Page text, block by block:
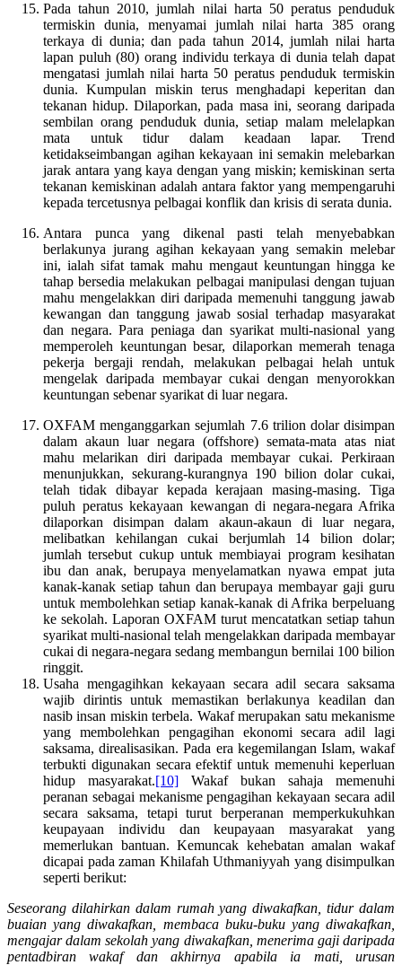
Pada tahun 2010, jumlah nilai harta 50 peratus penduduk
termiskin dunia, menyamai jumlah nilai harta 385 orang
terkaya di dunia; dan pada tahun 2014, jumlah nilai harta
lapan puluh (80) orang individu terkaya di dunia telah dapat
mengatasi jumlah nilai harta 50 peratus penduduk termiskin
dunia. Kumpulan miskin terus menghadapi keperitan dan
tekanan hidup. Dilaporkan, pada masa ini, seorang daripada
sembilan orang penduduk dunia, setiap malam melelapkan
mata untuk tidur dalam keadaan lapar. Trend
ketidakseimbangan agihan kekayaan ini semakin melebarkan
jarak antara yang kaya dengan yang miskin; kemiskinan serta
tekanan kemiskinan adalah antara faktor yang mempengaruhi
kepada tercetusnya pelbagai konflik dan krisis di serata dunia.
Antara punca yang dikenal pasti telah menyebabkan
berlakunya jurang agihan kekayaan yang semakin melebar
ini, ialah sifat tamak mahu mengaut keuntungan hingga ke
tahap bersedia melakukan pelbagai manipulasi dengan tujuan
mahu mengelakkan diri daripada memenuhi tanggung jawab
kewangan dan tanggung jawab sosial terhadap masyarakat
dan negara. Para peniaga dan syarikat multi-nasional yang
memperoleh keuntungan besar, dilaporkan memerah tenaga
pekerja bergaji rendah, melakukan pelbagai helah untuk
mengelak daripada membayar cukai dengan menyorokkan
keuntungan sebenar syarikat di luar negara.
OXFAM menganggarkan sejumlah 7.6 trilion dolar disimpan
dalam akaun luar negara (offshore) semata-mata atas niat
mahu melarikan diri daripada membayar cukai. Perkiraan
menunjukkan, sekurang-kurangnya 190 bilion dolar cukai,
telah tidak dibayar kepada kerajaan masing-masing. Tiga
puluh peratus kekayaan kewangan di negara-negara Afrika
dilaporkan disimpan dalam akaun-akaun di luar negara,
melibatkan kehilangan cukai berjumlah 14 bilion dolar;
jumlah tersebut cukup untuk membiayai program kesihatan
ibu dan anak, berupaya menyelamatkan nyawa empat juta
kanak-kanak setiap tahun dan berupaya membayar gaji guru
untuk membolehkan setiap kanak-kanak di Afrika berpeluang
ke sekolah. Laporan OXFAM turut mencatatkan setiap tahun
syarikat multi-nasional telah mengelakkan daripada membayar
cukai di negara-negara sedang membangun bernilai 100 bilion
ringgit.
Usaha mengagihkan kekayaan secara adil secara saksama
wajib dirintis untuk memastikan berlakunya keadilan dan
nasib insan miskin terbela. Wakaf merupakan satu mekanisme
yang membolehkan pengagihan ekonomi secara adil lagi
saksama, direalisasikan. Pada era kegemilangan Islam, wakaf
terbukti digunakan secara efektif untuk memenuhi keperluan
hidup masyarakat.[10] Wakaf bukan sahaja memenuhi
peranan sebagai mekanisme pengagihan kekayaan secara adil
secara saksama, tetapi turut berperanan memperkukuhkan
keupayaan individu dan keupayaan masyarakat yang
memerlukan bantuan. Kemuncak kehebatan amalan wakaf
dicapai pada zaman Khilafah Uthmaniyyah yang disimpulkan
seperti berikut:
Seseorang dilahirkan dalam rumah yang diwakafkan, tidur dalam
buaian yang diwakafkan, membaca buku-buku yang diwakafkan,
mengajar dalam sekolah yang diwakafkan, menerima gaji daripada
pentadbiran wakaf dan akhirnya apabila ia mati, urusan